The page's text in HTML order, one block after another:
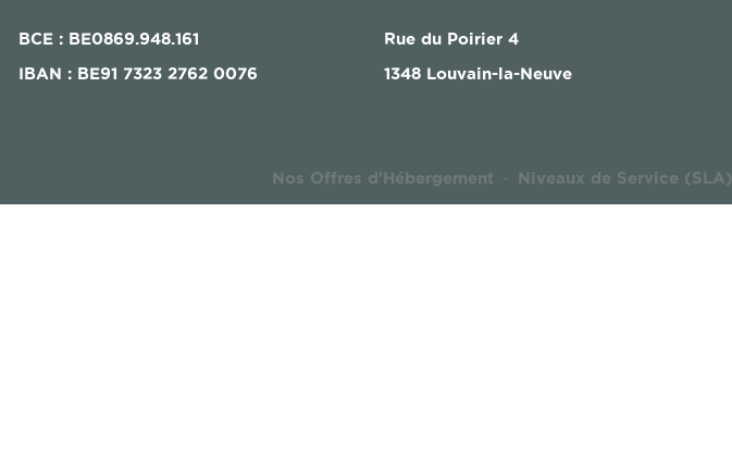
BCE : BE0869.948.161
IBAN : BE91 7323 2762 0076
Rue du Poirier 4
1348 Louvain-la-Neuve
Nos Offres d'Hébergement - Niveaux de Service (SLA)